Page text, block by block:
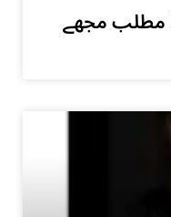
مطلب مجھے